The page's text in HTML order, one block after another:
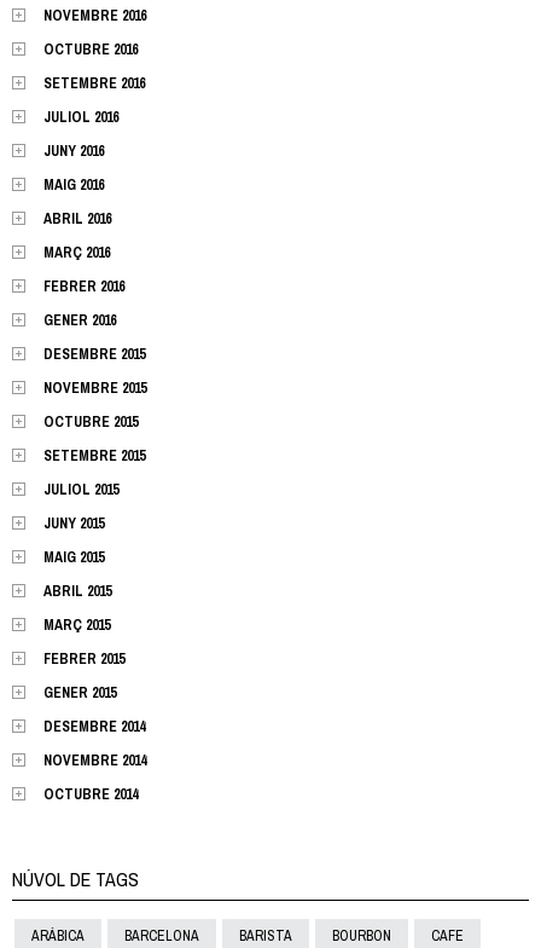
NOVEMBRE 2016
OCTUBRE 2016
SETEMBRE 2016
JULIOL 2016
JUNY 2016
MAIG 2016
ABRIL 2016
MARÇ 2016
FEBRER 2016
GENER 2016
DESEMBRE 2015
NOVEMBRE 2015
OCTUBRE 2015
SETEMBRE 2015
JULIOL 2015
JUNY 2015
MAIG 2015
ABRIL 2015
MARÇ 2015
FEBRER 2015
GENER 2015
DESEMBRE 2014
NOVEMBRE 2014
OCTUBRE 2014
NÚVOL DE TAGS
ARÁBICA BARCELONA BARISTA BOURBON CAFE